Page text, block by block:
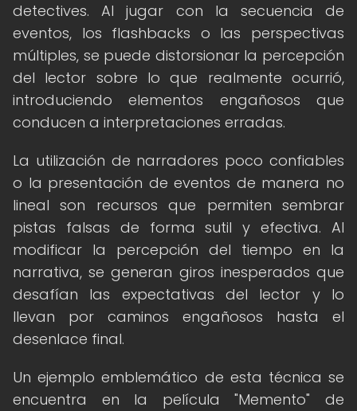
detectives. Al jugar con la secuencia de
eventos, los flashbacks o las perspectivas
múltiples, se puede distorsionar la percepción
del lector sobre lo que realmente ocurrió,
introduciendo elementos engañosos que
conducen a interpretaciones erradas.
La utilización de narradores poco confiables
o la presentación de eventos de manera no
lineal son recursos que permiten sembrar
pistas falsas de forma sutil y efectiva. Al
modificar la percepción del tiempo en la
narrativa, se generan giros inesperados que
desafían las expectativas del lector y lo
llevan por caminos engañosos hasta el
desenlace final.
Un ejemplo emblemático de esta técnica se
encuentra en la película "Memento" de